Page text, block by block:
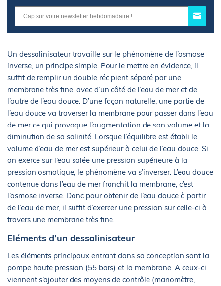
Un dessalinisateur travaille sur le phénomène de l’osmose
inverse, un principe simple. Pour le mettre en évidence, il
suffit de remplir un double récipient séparé par une
membrane très fine, avec d’un côté de l’eau de mer et de
l’autre de l’eau douce. D’une façon naturelle, une partie de
l’eau douce va traverser la membrane pour passer dans l’eau
de mer ce qui provoque l’augmentation de son volume et la
diminution de sa salinité. Lorsque l’équilibre est établi le
volume d’eau de mer est supérieur à celui de l’eau douce. Si
on exerce sur l’eau salée une pression supérieure à la
pression osmotique, le phénomène va s’inverser. L’eau douce
contenue dans l’eau de mer franchit la membrane, c’est
l’osmose inverse. Donc pour obtenir de l’eau douce à partir
de l’eau de mer, il suffit d’exercer une pression sur celle-ci à
travers une membrane très fine.
Eléments d’un dessalinisateur
Les éléments principaux entrant dans sa conception sont la
pompe haute pression (55 bars) et la membrane. A ceux-ci
viennent s’ajouter des moyens de contrôle (manomètre,